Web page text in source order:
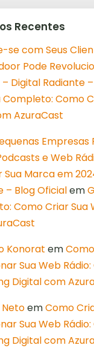
Recentes
se com Seus
Pode
Digital Radiante
Completo: Como
AzuraCast
Empresas
e Web
Sua Marca em
– Blog Oficialem
Como Criar Sua
Konorat em
Sua Web Rádio:
Digital com
emComo
Sua Web Rádio:
Digital com